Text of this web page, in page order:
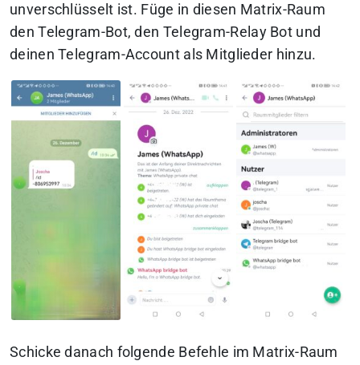
unverschlüsselt ist. Füge in diesen Matrix-Raum
den Telegram-Bot, den Telegram-Relay Bot und
deinen Telegram-Account als Mitglieder hinzu.
Schicke danach folgende Befehle im Matrix-Raum